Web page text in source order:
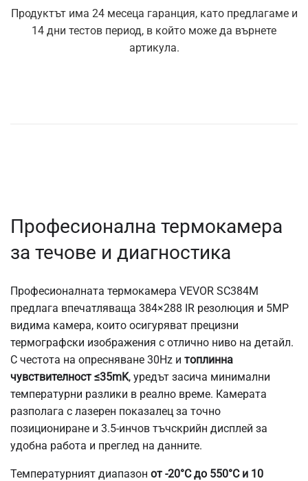
Продуктът има 24 месеца гаранция, като предлагаме и
14 дни тестов период, в който може да върнете
артикула.
Професионална термокамера
за течове и диагностика
Професионалната термокамера VEVOR SC384M
предлага впечатляваща 384×288 IR резолюция и 5MP
видима камера, които осигуряват прецизни
термографски изображения с отлично ниво на детайл.
С честота на опресняване 30Hz и топлинна
чувствителност ≤35mK, уредът засича минимални
температурни разлики в реално време. Камерата
разполага с лазерен показалец за точно
позициониране и 3.5-инчов тъчскрийн дисплей за
удобна работа и преглед на данните.
Температурният диапазон от -20°C до 550°C и 10